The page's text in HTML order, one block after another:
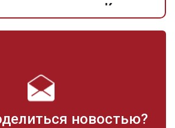
по улице Кундо
местным
ограничительных
продлен до конца августа
новостью?